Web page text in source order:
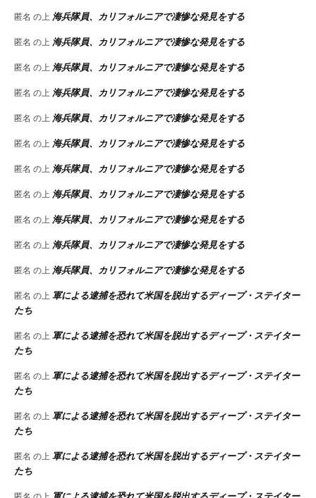
匿名 の上 海兵隊員、カリフォルニアで凄惨な発見をする
匿名 の上 海兵隊員、カリフォルニアで凄惨な発見をする
匿名 の上 海兵隊員、カリフォルニアで凄惨な発見をする
匿名 の上 海兵隊員、カリフォルニアで凄惨な発見をする
匿名 の上 海兵隊員、カリフォルニアで凄惨な発見をする
匿名 の上 海兵隊員、カリフォルニアで凄惨な発見をする
匿名 の上 海兵隊員、カリフォルニアで凄惨な発見をする
匿名 の上 海兵隊員、カリフォルニアで凄惨な発見をする
匿名 の上 海兵隊員、カリフォルニアで凄惨な発見をする
匿名 の上 海兵隊員、カリフォルニアで凄惨な発見をする
匿名 の上 海兵隊員、カリフォルニアで凄惨な発見をする
匿名 の上 軍による逮捕を恐れて米国を脱出するディープ・ステイター
たち
匿名 の上 軍による逮捕を恐れて米国を脱出するディープ・ステイター
たち
匿名 の上 軍による逮捕を恐れて米国を脱出するディープ・ステイター
たち
匿名 の上 軍による逮捕を恐れて米国を脱出するディープ・ステイター
たち
匿名 の上 軍による逮捕を恐れて米国を脱出するディープ・ステイター
たち